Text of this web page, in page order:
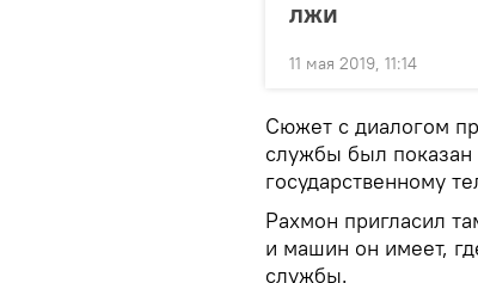
лжи
11 мая 2019, 11:14
Сюжет с диалогом
службы был
государственному
Рахмон пригласил
и машин он имеет,
службы.